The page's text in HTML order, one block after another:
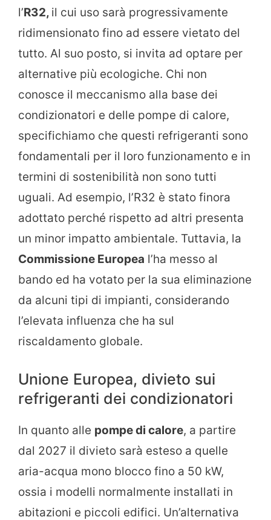
l’R32, il cui uso sarà progressivamente
ridimensionato fino ad essere vietato del
tutto. Al suo posto, si invita ad optare per
alternative più ecologiche. Chi non
conosce il meccanismo alla base dei
condizionatori e delle pompe di calore,
specifichiamo che questi refrigeranti sono
fondamentali per il loro funzionamento e in
termini di sostenibilità non sono tutti
uguali. Ad esempio, l’R32 è stato finora
adottato perché rispetto ad altri presenta
un minor impatto ambientale. Tuttavia, la
Commissione Europea l’ha messo al
bando ed ha votato per la sua eliminazione
da alcuni tipi di impianti, considerando
l’elevata influenza che ha sul
riscaldamento globale.
Unione Europea, divieto sui
refrigeranti dei condizionatori
In quanto alle pompe di calore, a partire
dal 2027 il divieto sarà esteso a quelle
aria-acqua mono blocco fino a 50 kW,
ossia i modelli normalmente installati in
abitazioni e piccoli edifici. Un’alternativa